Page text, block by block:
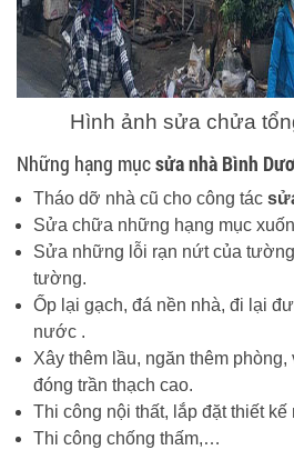
Hình ảnh sửa chửa
Những hạng mụcsửa nhà Bình
Tháo dỡ nhà cũ cho công tác
Sửa chữa những hạng mục
Sửa những lỗi rạn nứt của
tường.
Ốp lại gạch, đá nền nhà, đi lại
nước .
Xây thêm lầu, ngăn thêm phòng,
đóng trần thạch cao.
Thi công nội thất, lắp đặt thiết kế
Thi công chống thấm,…